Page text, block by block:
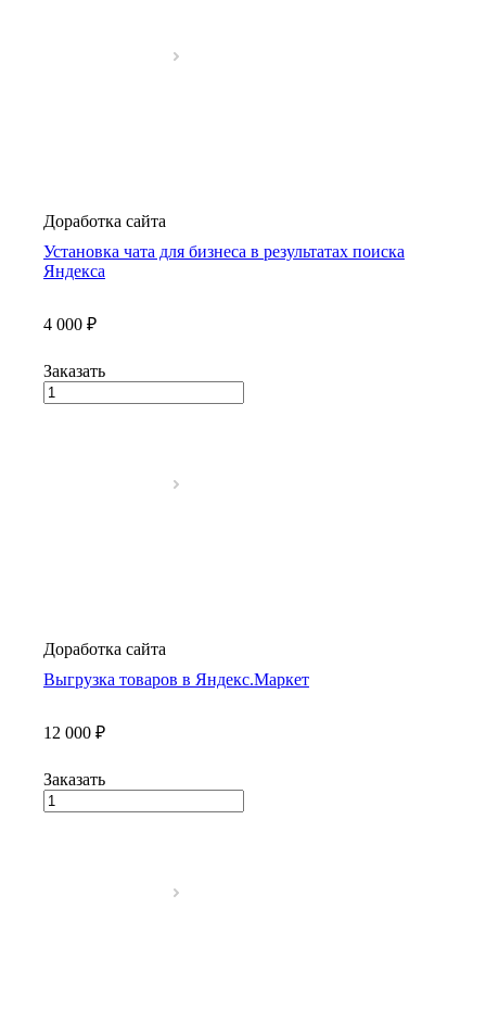
Доработка сайта
Установка чата для бизнеса в результатах поиска
Яндекса
4 000 ₽
Заказать
Доработка сайта
Выгрузка товаров в Яндекс.Маркет
12 000 ₽
Заказать